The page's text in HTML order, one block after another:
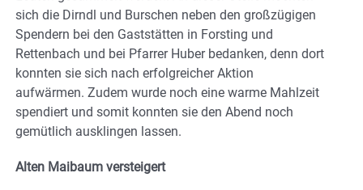
sich die Dirndl und Burschen neben den großzügigen
Spendern bei den Gaststätten in Forsting und
Rettenbach und bei Pfarrer Huber bedanken, denn dort
konnten sie sich nach erfolgreicher Aktion
aufwärmen. Zudem wurde noch eine warme Mahlzeit
spendiert und somit konnten sie den Abend noch
gemütlich ausklingen lassen.
Alten Maibaum versteigert